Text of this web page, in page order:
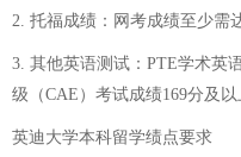
2. 托福成绩：网考成绩至少需
3. 其他英语测试：PTE学术英
级（CAE）考试成绩169分及以
英迪大学本科留学绩点要求